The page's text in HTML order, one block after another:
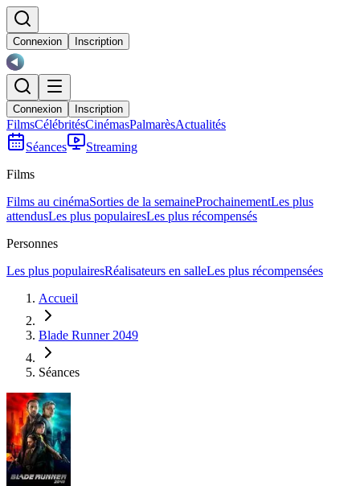
Connexion Inscription
Connexion Inscription
FilmsCélébritésCinémasPalmarèsActualités
Séances
Streaming
Films
Films au cinémaSorties de la semaineProchainementLes plus
attendusLes plus populairesLes plus récompensés
Personnes
Les plus populairesRéalisateurs en salleLes plus récompensées
Accueil
Blade Runner 2049
Séances